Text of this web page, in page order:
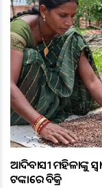
ଆଦିବାସୀ ମହିଳାଙ୍କୁ
ଟଙ୍କାରେ ବିକ୍ରି